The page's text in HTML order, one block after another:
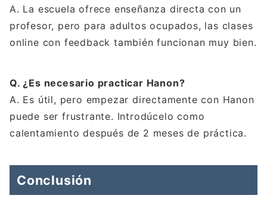
A. La escuela ofrece enseñanza directa con un
profesor, pero para adultos ocupados, las clases
online con feedback también funcionan muy bien.
Q. ¿Es necesario practicar Hanon?
A. Es útil, pero empezar directamente con Hanon
puede ser frustrante. Introdúcelo como
calentamiento después de 2 meses de práctica.
Conclusión